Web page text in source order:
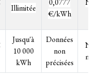
Illimitée
0,0777
€/kWh
Jusqu'à
10 000
kWh
Données
non
précisées